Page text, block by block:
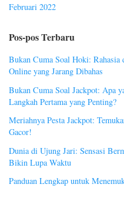
Februari 2022
Pos-pos Terbaru
Bukan Cuma Soal Hoki:
Online yang Jarang Dibahas
Bukan Cuma Soal Jackpot: Apa
Langkah Pertama yang Penting?
Meriahnya Pesta Jackpot:
Gacor!
Dunia di Ujung Jari: Sensasi
Bikin Lupa Waktu
Panduan Lengkap untuk